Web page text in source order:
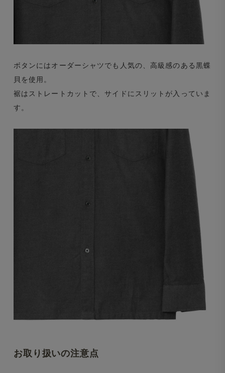
ボタンにはオーダーシャツでも人気の、高級感のある黒蝶
貝を使用。
裾はストレートカットで、サイドにスリットが入っていま
す。
お取り扱いの注意点